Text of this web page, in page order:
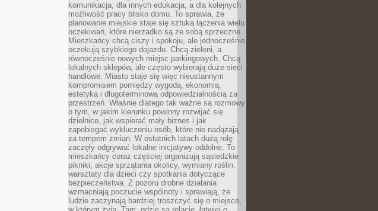
komunikacja, dla innych edukacja, a dla kolejnych
możliwość pracy blisko domu. To sprawia, że
planowanie miejskie staje się sztuką łączenia wielu
oczekiwań, które nierzadko są ze sobą sprzeczne.
Mieszkańcy chcą ciszy i spokoju, ale jednocześnie
oczekują szybkiego dojazdu. Chcą zieleni, a
równocześnie nowych miejsc parkingowych. Chcą
lokalnych sklepów, ale często wybierają duże sieci
handlowe. Miasto staje się więc nieustannym
kompromisem pomiędzy wygodą, ekonomią,
estetyką i długoterminową odpowiedzialnością za
przestrzeń. Właśnie dlatego tak ważne są rozmowy
o tym, w jakim kierunku powinny rozwijać się
dzielnice, jak wspierać mały biznes i jak
zapobiegać wykluczeniu osób, które nie nadążają
za tempem zmian. W ostatnich latach dużą rolę
zaczęły odgrywać lokalne inicjatywy oddolne. To
mieszkańcy coraz częściej organizują sąsiedzkie
pikniki, akcje sprzątania okolicy, wymiany roślin,
warsztaty dla dzieci czy spotkania dotyczące
bezpieczeństwa. Z pozoru drobne działania
wzmacniają poczucie wspólnoty i sprawiają, że
ludzie zaczynają bardziej troszczyć się o miejsce,